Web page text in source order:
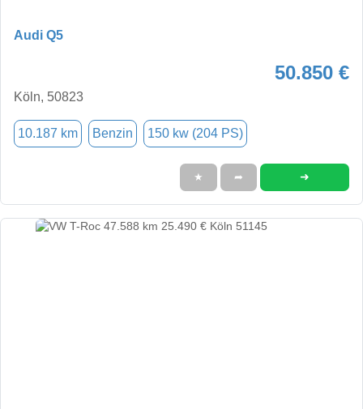
Audi Q5
50.850 €
Köln, 50823
10.187 km Benzin 150 kw (204 PS)
★ ➦ ➜